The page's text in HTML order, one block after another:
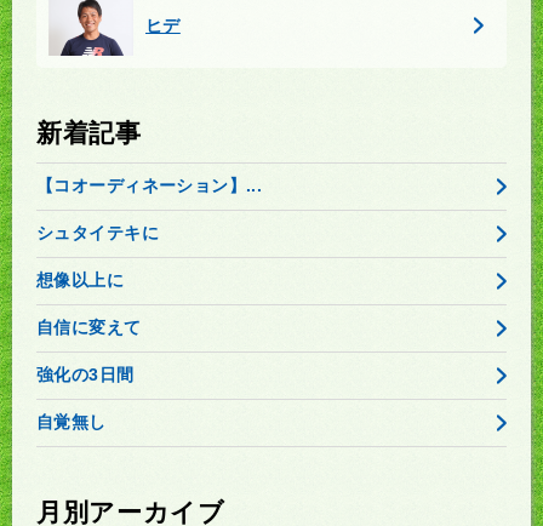
ヒデ
新着記事
【コオーディネーション】...
シュタイテキに
想像以上に
自信に変えて
強化の3日間
自覚無し
月別アーカイブ